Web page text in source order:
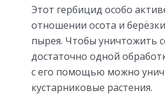
Этот гербицид особо
отношении осота и
пырея. Чтобы уничтожить
достаточно одной
с его помощью можно
кустарниковые растения.